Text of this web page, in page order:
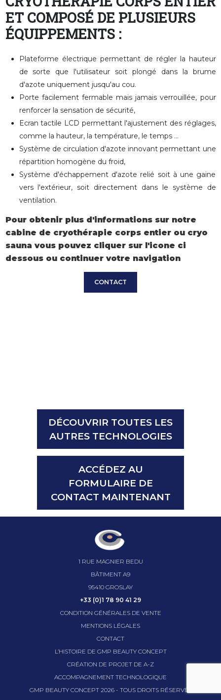
ET COMPOSÉ DE PLUSIEURS
ÉQUIPPEMENTS :
Plateforme électrique permettant de régler la hauteur
de sorte que l'utilisateur soit plongé dans la brume
d'azote uniquement jusqu'au cou.
Porte facilement fermable mais jamais verrouillée, pour
renforcer la sensation de sécurité,
Ecran tactile LCD permettant l'ajustement des réglages,
comme la hauteur, la température, le temps ...
Système de circulation d'azote innovant permettant une
répartition homogène du froid,
Système d'échappement d'azote relié soit à une gaine
vers l'extérieur, soit directement dans le système de
ventilation.
Pour obtenir plus d'informations sur notre
cabine de cryothérapie corps entier ou cryo
sauna vous pouvez cliquer sur l'icone ci
dessous ou continuer votre navigation
CONTACT
DÉCOUVRIR TOUTES LES
AUTRES TECHNOLOGIES
ACCÉDEZ AU
FORMULAIRE DE
CONTACT MAINTENANT
1 RUE MAGNIER BEDU
BÂTIMENT A9
95410 GROSLAY
+33 (0)1 78 90 41 29
CONDITION GÉNÉRALES DE VENTE
MENTIONS LÉGALES
CONTACT
L’HISTOIRE DE GMP BEAUTY CONCEPT
CRÉATION DE PROJET DE A-Z
ACCOMPAGNEMENT TECHNOLOGIQUE
GMP BEAUTY CONCEPT 2026- TOUS DROITS RÉSERVÉS